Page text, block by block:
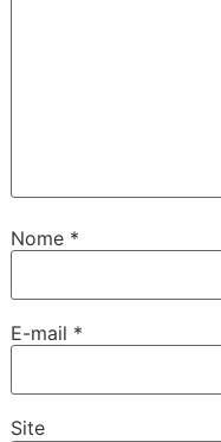
Nome *
E-mail *
Site